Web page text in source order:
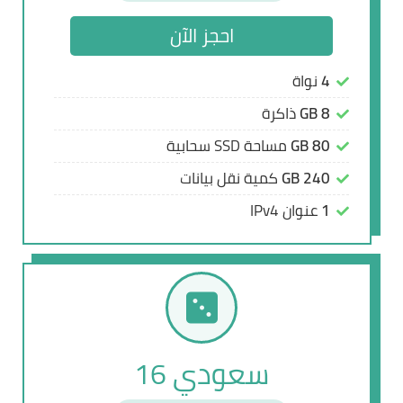
4نواة
8 GB
ذاكرة
80 GB
مساحة SSD سحابية
240 GB
كمية نقل بيانات
1عنوان IPv4
احجز الآن
سعودي 16
4نواة
8 GB
ذاكرة
80 GB
مساحة SSD سحابية
240 GB
كمية نقل بيانات
1عنوان IPv4
احجز الآن
سعودي 16